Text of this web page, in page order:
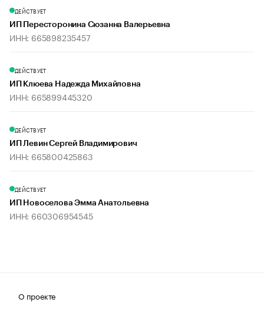
ДЕЙСТВУЕТ
ИП Пересторонина Сюзанна Валерьевна
ИНН: 665898235457
ДЕЙСТВУЕТ
ИП Клюева Надежда Михайловна
ИНН: 665899445320
ДЕЙСТВУЕТ
ИП Левин Сергей Владимирович
ИНН: 665800425863
ДЕЙСТВУЕТ
ИП Новоселова Эмма Анатольевна
ИНН: 660306954545
О проекте